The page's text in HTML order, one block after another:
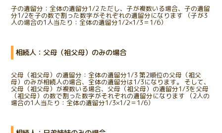
子の遺留分：全体の遺留分1/2 ただし、子が複数いる場合、子の遺留
分1/2を子の数で割った数字がそれぞれの遺留分になります （子が3
人の場合の1人当たり：全体の遺留分1/2×1/3＝1/6）
相続人：父母（祖父母）のみの場合
父母（祖父母）の遺留分：全体の遺留分1/3 第2順位の父母（祖父
母）のみが相続人の場合、全体の遺留分は1/3になります。 そして、
父母（祖父母）が複数いる場合、父母（祖父母）の遺留分1/3を父母
（祖父母）の数で割った数字がそれぞれの遺留分になります （2人の
場合の1人当たり：全体の遺留分1/3×1/2＝1/6）